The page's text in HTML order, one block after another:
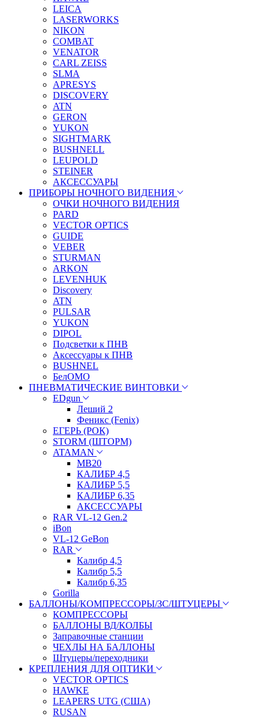
LEICA
LASERWORKS
NIKON
COMBAT
VENATOR
CARL ZEISS
SLMA
APRESYS
DISCOVERY
ATN
GERON
YUKON
SIGHTMARK
BUSHNELL
LEUPOLD
STEINER
АКСЕССУАРЫ
ПРИБОРЫ НОЧНОГО ВИДЕНИЯ
ОЧКИ НОЧНОГО ВИДЕНИЯ
PARD
VECTOR OPTICS
GUIDE
VEBER
STURMAN
ARKON
LEVENHUK
Discovery
ATN
PULSAR
YUKON
DIPOL
Подсветки к ПНВ
Аксессуары к ПНВ
BUSHNEL
БелОМО
ПНЕВМАТИЧЕСКИЕ ВИНТОВКИ
EDgun
Леший 2
Феникс (Fenix)
ЕГЕРЬ (РОК)
STORM (ШТОРМ)
ATAMAN
МВ20
КАЛИБР 4,5
КАЛИБР 5,5
КАЛИБР 6,35
АКСЕССУАРЫ
RAR VL-12 Gen.2
iBon
VL-12 GeBon
RAR
Калибр 4,5
Калибр 5,5
Калибр 6,35
Gorilla
БАЛЛОНЫ/КОМПРЕССОРЫ/ЗС/ШТУЦЕРЫ
КОМПРЕССОРЫ
БАЛЛОНЫ ВД/КОЛБЫ
Заправочные станции
ЧЕХЛЫ НА БАЛЛОНЫ
Штуцеры/переходники
КРЕПЛЕНИЯ ДЛЯ ОПТИКИ
VECTOR OPTICS
HAWKE
LEAPERS UTG (США)
RUSAN